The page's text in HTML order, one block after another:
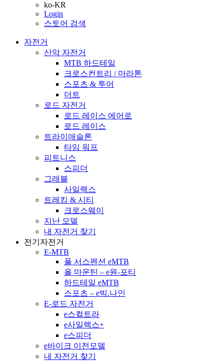
ko-KR
Login
스토어 검색
자전거
산악 자전거
MTB 하드테일
크로스컨트리 / 마라톤
스포츠 & 투어
더트
로드 자전거
로드 레이스 에어로
로드 레이스
트라이애슬론
타임 워프
피트니스
스피더
그래블
사일렉스
트레킹 & 시티
크로스웨이
지난 모델
내 자전거 찾기
전기자전거
E-MTB
풀 서스펜션 eMTB
올 마운틴 – e원-포티
하드테일 eMTB
스포츠 – e빅.나인
E-로드 자전거
e스컬트라
e사일렉스+
e스피더
e바이크 이전모델
내 자전거 찾기